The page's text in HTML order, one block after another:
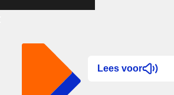
Lees voor